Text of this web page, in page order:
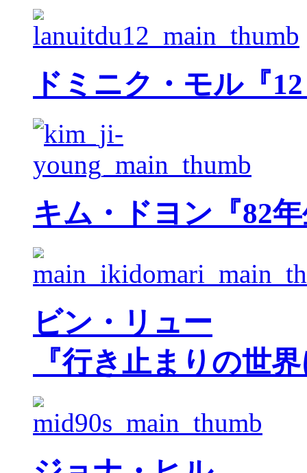
ドミニク・モル『
キム・ドヨン『82
ビン・リュー
『行き止まりの世